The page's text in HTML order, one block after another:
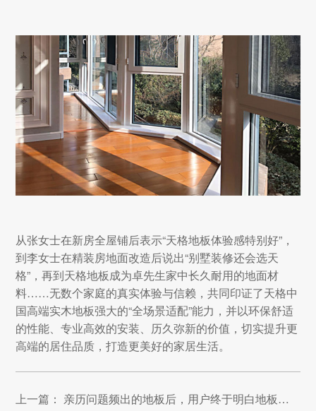
从张女士在新房全屋铺后表示“天格地板体验感特别好”，
到李女士在精装房地面改造后说出“别墅装修还会选天
格”，再到天格地板成为卓先生家中长久耐用的地面材
料……无数个家庭的真实体验与信赖，共同印证了天格中
国高端实木地板强大的“全场景适配”能力，并以环保舒适
的性能、专业高效的安装、历久弥新的价值，切实提升更
高端的居住品质，打造更美好的家居生活。
上一篇： 亲历问题频出的地板后，用户终于明白地板还是得买天格！